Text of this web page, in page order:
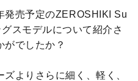
発売予定のZEROSHIKI Su
スモデルについて紹介さ
がでしたか？
よりさらに細く、軽く、